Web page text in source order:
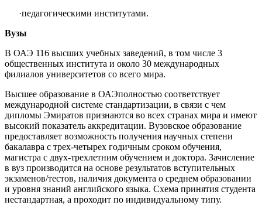
·педагогическими институтами.
Вузы
В ОАЭ 116 высших учебных заведений, в том числе 3
общественных института и около 30 международных
филиалов университетов со всего мира.
Высшее образование в ОАЭполностью соответствует
международной системе стандартизации, в связи с чем
дипломы Эмиратов признаются во всех странах мира и имеют
высокий показатель аккредитации. Вузовское образование
предоставляет возможность получения научных степени
бакалавра с трех-четырех годичным сроком обучения,
магистра с двух-трехлетним обучением и доктора. Зачисление
в вуз производится на основе результатов вступительных
экзаменов/тестов, наличия документа о среднем образовании
и уровня знаний английского языка. Схема принятия студента
нестандартная, а проходит по индивидуальному типу.